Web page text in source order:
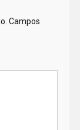
Campos